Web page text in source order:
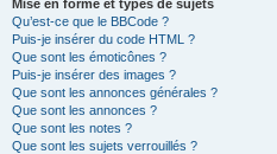
Mise en forme et types de sujets
Qu’est-ce que le BBCode ?
Puis-je insérer du code HTML ?
Que sont les émoticônes ?
Puis-je insérer des images ?
Que sont les annonces générales ?
Que sont les annonces ?
Que sont les notes ?
Que sont les sujets verrouillés ?